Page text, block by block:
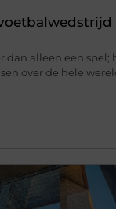
dan alleen een spel;
over de hele